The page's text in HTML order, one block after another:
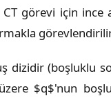
görevi için
dizidir (boşluklu
$q$'nun